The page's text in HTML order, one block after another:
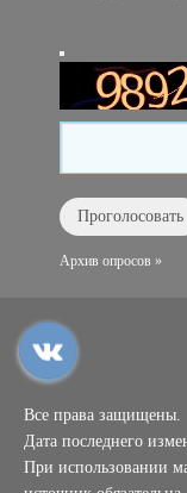
Архив опросов »
Все права защищены.
Дата последнего
При использовании